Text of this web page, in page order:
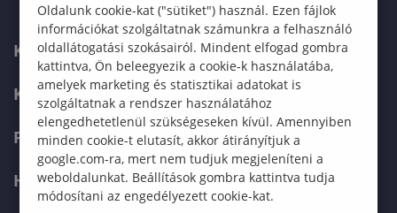
KARUNK
KÉPZÉSEK
FELVÉTELIZŐKNEK
HALLGATÓKNAK
Oldalunk cookie-kat ("sütiket") használ. Ezen fájlok
információkat szolgáltatnak számunkra a felhasználó
oldallátogatási szokásairól. Mindent elfogad gombra
kattintva, Ön beleegyezik a cookie-k használatába,
amelyek marketing és statisztikai adatokat is
szolgáltatnak a rendszer használatához
elengedhetetlenül szükségeseken kívül. Amennyiben
minden cookie-t elutasít, akkor átirányítjuk a
google.com-ra, mert nem tudjuk megjeleníteni a
weboldalunkat. Beállítások gombra kattintva tudja
módosítani az engedélyezett cookie-kat.